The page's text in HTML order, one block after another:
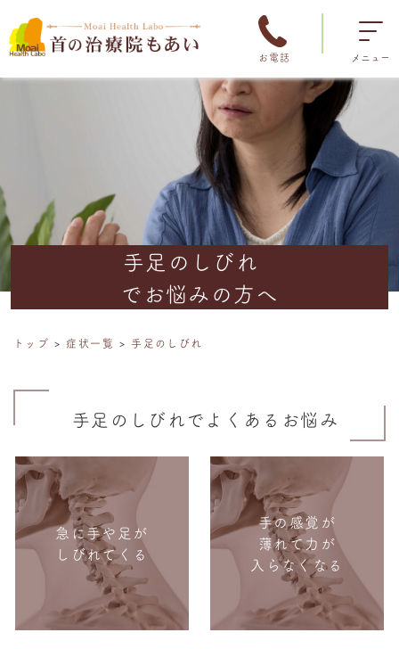
お電話 メニュー
手足のしびれ
でお悩みの方へ
トップ 症状一覧 手足のしびれ
手足のしびれでよくあるお悩み
急に手や足が
しびれてくる
手の感覚が
薄れて力が
入らなくなる